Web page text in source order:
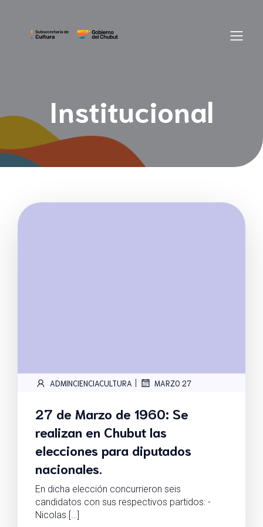
Institucional
ADMINCIENCIACULTURA | MARZO 27
27 de Marzo de 1960: Se
realizan en Chubut las
elecciones para diputados
nacionales.
En dicha elección concurrieron seis
candidatos con sus respectivos partidos: -
Nicolas […]